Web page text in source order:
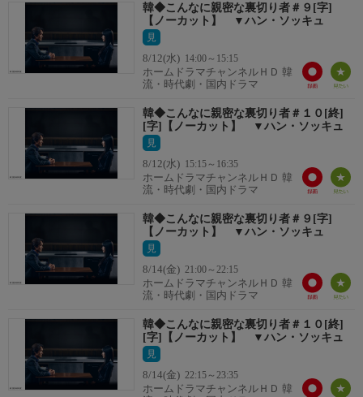
「2024 MBC演技大賞」ではハン・ソッキュが大賞、チェ・ウォ
ンビンが新人賞を獲得、「百想芸術大賞」では演出賞・新人演技
賞の2冠に輝いた。
番組詳細内容2
プロファイラーのチャン・テス（ハン・ソッキュ）は警察として
いつも執拗に真実を追い続けながら生きてきた。そんなある日、
る。テスは調査を進めるうちに娘チャン・ハビン（チェ・ウォン
ビン）がこの事件に関与しているという事実に気付き…。
お知らせ
☆プレゼント情報☆
放送を見ると「本ずわいしゃぶ特大2Lサイズ」が当たる！キーワ
韓◆こんなに親密な裏切り者＃９[字]
【ノーカット】 ▼ハン・ソッキュ
見
8/12(水) 14:00～15:15
ホームドラマチャンネルＨＤ 韓
流・時代劇・国内ドラマ
韓◆こんなに親密な裏切り者＃１０[終]
[字]【ノーカット】 ▼ハン・ソッキュ
見
8/12(水) 15:15～16:35
ホームドラマチャンネルＨＤ 韓
流・時代劇・国内ドラマ
韓◆こんなに親密な裏切り者＃９[字]
【ノーカット】 ▼ハン・ソッキュ
見
8/14(金) 21:00～22:15
ホームドラマチャンネルＨＤ 韓
流・時代劇・国内ドラマ
韓◆こんなに親密な裏切り者＃１０[終]
[字]【ノーカット】 ▼ハン・ソッキュ
見
8/14(金) 22:15～23:35
ホームドラマチャンネルＨＤ 韓